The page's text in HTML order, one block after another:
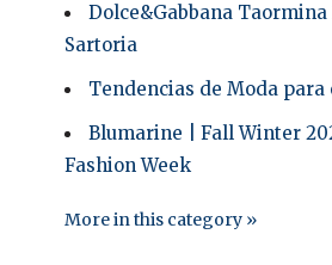
Dolce&Gabbana Taormina
Sartoria
Tendencias de Moda para
Blumarine | Fall Winter
Fashion Week
More in this category »